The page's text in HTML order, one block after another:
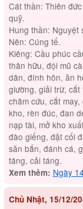
Cát thần: Thiên
quỹ.
Hung thần: Nguyệt
Nên: Cúng tế.
Kiêng: Cầu phúc
thân hữu, đội mũ
dân, đính hôn, ăn
giường, giải trừ, cắt
châm cứu, cắt
kho, rèn đúc, đan
nạp tài, mở kho
đào giếng, đặt cối
săn bắn, đánh cá,
táng, cải táng.
Xem thêm: Ngày
Chủ Nhật, 15/12/